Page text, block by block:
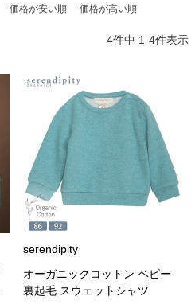
価格が安い順 価格が高い順
4件中 1-4件表示
serendipity
オーガニックコットン ベビー
裏起毛 スウェットシャツ